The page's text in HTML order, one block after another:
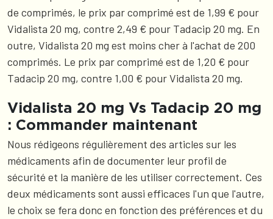
de comprimés, le prix par comprimé est de 1,99 € pour
Vidalista 20 mg, contre 2,49 € pour Tadacip 20 mg. En
outre, Vidalista 20 mg est moins cher à l'achat de 200
comprimés. Le prix par comprimé est de 1,20 € pour
Tadacip 20 mg, contre 1,00 € pour Vidalista 20 mg.
Vidalista 20 mg Vs Tadacip 20 mg
: Commander maintenant
Nous rédigeons régulièrement des articles sur les
médicaments afin de documenter leur profil de
sécurité et la manière de les utiliser correctement. Ces
deux médicaments sont aussi efficaces l'un que l'autre,
le choix se fera donc en fonction des préférences et du